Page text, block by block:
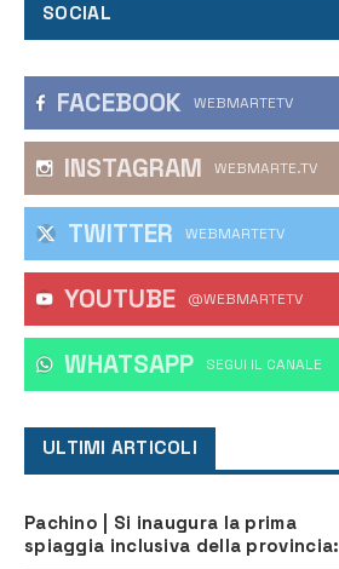
SOCIAL
FACEBOOK WEBMARTETV
INSTAGRAM WEBMARTE.TV
TWITTER WEBMARTETV
YOUTUBE @WEBMARTETV
WHATSAPP ‎SEGUI IL CANALE
ULTIMI ARTICOLI
Pachino | Si inaugura la prima
spiaggia inclusiva della provincia: